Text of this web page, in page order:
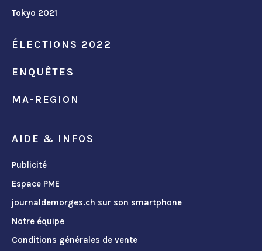
Tokyo 2021
ÉLECTIONS 2022
ENQUÊTES
MA-REGION
AIDE & INFOS
Publicité
Espace PME
journaldemorges.ch sur son smartphone
Notre équipe
Conditions générales de vente